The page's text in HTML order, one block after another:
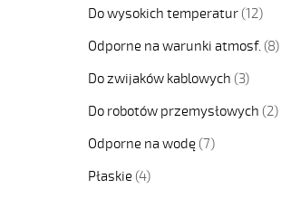
Do wysokich temperatur (12)
Odporne na warunki atmosf. (8)
Do zwijaków kablowych (3)
Do robotów przemysłowych (2)
Odporne na wodę (7)
Płaskie (4)